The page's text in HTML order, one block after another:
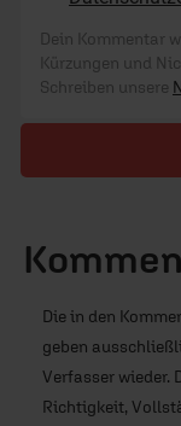
Dein Kommentar
Kürzungen und
Schreiben unsere
Die in den
geben
Verfasser wieder.
Richtigkeit,